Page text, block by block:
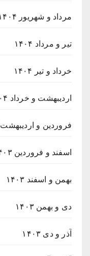
مرداد و شهریور ۱۴۰۴
تیر و مرداد ۱۴۰۴
خرداد و تیر ۱۴۰۴
اردیبهشت و خرداد ۱۴۰۴
فروردین و اردیبهشت ۱۴۰۴
اسفند و فروردین ۱۴۰۳
بهمن و اسفند ۱۴۰۳
دی و بهمن ۱۴۰۳
آذر و دی ۱۴۰۳